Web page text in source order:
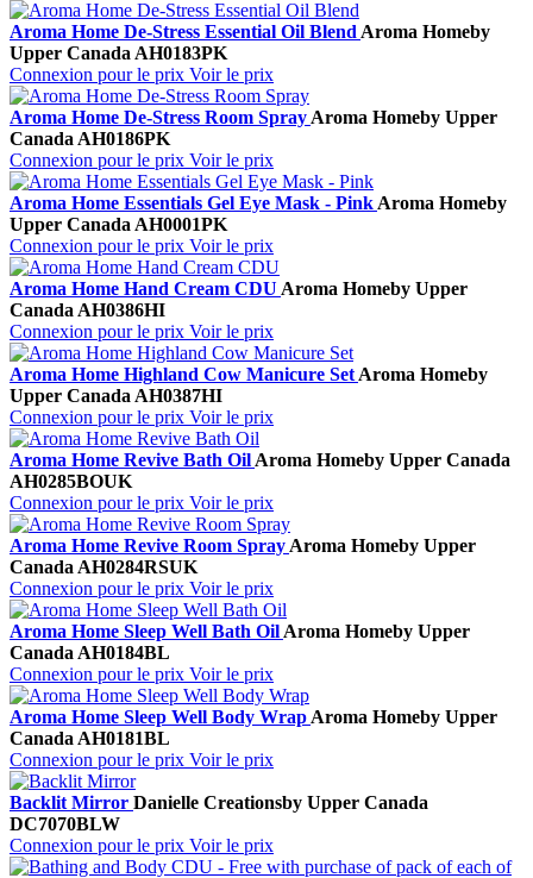
Aroma Home De-Stress Essential Oil Blend Aroma Homeby
Upper Canada AH0183PK
Connexion pour le prix Voir le prix
Aroma Home De-Stress Room Spray Aroma Homeby Upper
Canada AH0186PK
Connexion pour le prix Voir le prix
Aroma Home Essentials Gel Eye Mask - Pink Aroma Homeby
Upper Canada AH0001PK
Connexion pour le prix Voir le prix
Aroma Home Hand Cream CDU Aroma Homeby Upper
Canada AH0386HI
Connexion pour le prix Voir le prix
Aroma Home Highland Cow Manicure Set Aroma Homeby
Upper Canada AH0387HI
Connexion pour le prix Voir le prix
Aroma Home Revive Bath Oil Aroma Homeby Upper Canada
AH0285BOUK
Connexion pour le prix Voir le prix
Aroma Home Revive Room Spray Aroma Homeby Upper
Canada AH0284RSUK
Connexion pour le prix Voir le prix
Aroma Home Sleep Well Bath Oil Aroma Homeby Upper
Canada AH0184BL
Connexion pour le prix Voir le prix
Aroma Home Sleep Well Body Wrap Aroma Homeby Upper
Canada AH0181BL
Connexion pour le prix Voir le prix
Backlit Mirror Danielle Creationsby Upper Canada
DC7070BLW
Connexion pour le prix Voir le prix